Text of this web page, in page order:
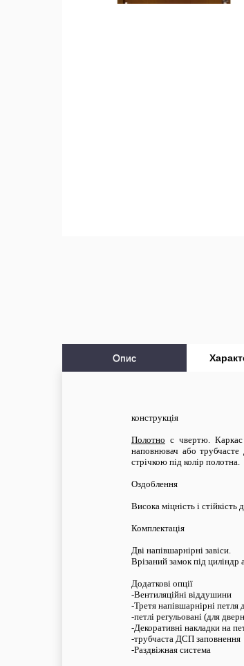
Опис
конструкція
Полотно c чвертю.
наповнювач або
стрічкою під колір полотна.
Оздоблення
Висока міцність і
Комплектація
Дві напівшарнірні завіси.
Врізаний замок під циліндр
Додаткові опції
-Вентиляційні віддушини
-Третя напівшарнірні
-петлі регульовані (для
-Декоративні накладки на
-трубчаста ДСП заповнення
-Раздвіжная система